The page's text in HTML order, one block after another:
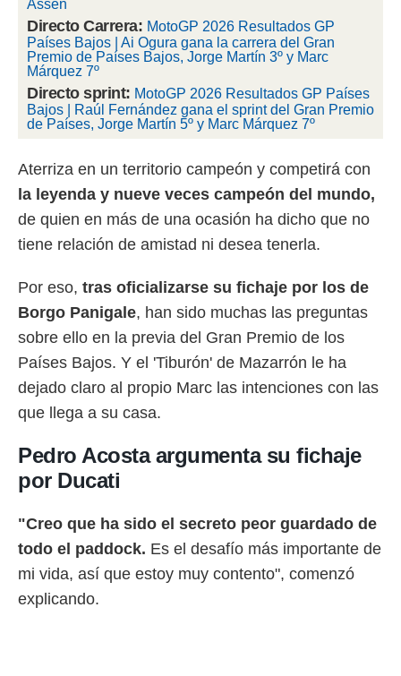
el sitio
para
ni para
o
no
Puedes
acceder a
web a
únicos
como
sitio
de
posible
traten tus
en
Assen
Directo Carrera: MotoGP 2026 Resultados GP
Países Bajos | Ai Ogura gana la carrera del Gran
Premio de Países Bajos, Jorge Martín 3º y Marc
Márquez 7º
Directo sprint: MotoGP 2026 Resultados GP Países
Bajos | Raúl Fernández gana el sprint del Gran Premio
de Países, Jorge Martín 5º y Marc Márquez 7º
Aterriza en un territorio campeón y competirá con
la leyenda y nueve veces campeón del mundo,
de quien en más de una ocasión ha dicho que no
tiene relación de amistad ni desea tenerla.
Por eso, tras oficializarse su fichaje por los de
Borgo Panigale, han sido muchas las preguntas
sobre ello en la previa del Gran Premio de los
Países Bajos. Y el 'Tiburón' de Mazarrón le ha
dejado claro al propio Marc las intenciones con las
que llega a su casa.
Pedro Acosta argumenta su fichaje
por Ducati
"Creo que ha sido el secreto peor guardado de
todo el paddock. Es el desafío más importante de
mi vida, así que estoy muy contento", comenzó
explicando.